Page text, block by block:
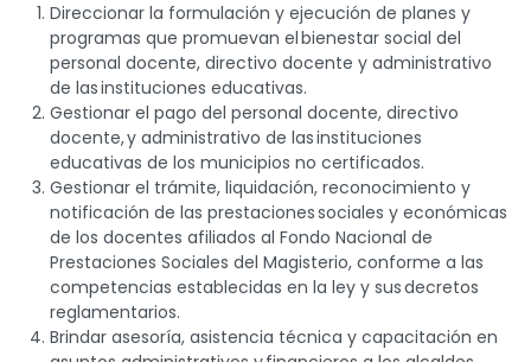
Direccionar la formulación y ejecución de planes y
programas que promuevan el bienestar social del
personal docente, directivo docente y administrativo
de las instituciones educativas.
Gestionar el pago del personal docente, directivo
docente, y administrativo de las instituciones
educativas de los municipios no certificados.
Gestionar el trámite, liquidación, reconocimiento y
notificación de las prestaciones sociales y económicas
de los docentes afiliados al Fondo Nacional de
Prestaciones Sociales del Magisterio, conforme a las
competencias establecidas en la ley y sus decretos
reglamentarios.
Brindar asesoría, asistencia técnica y capacitación en